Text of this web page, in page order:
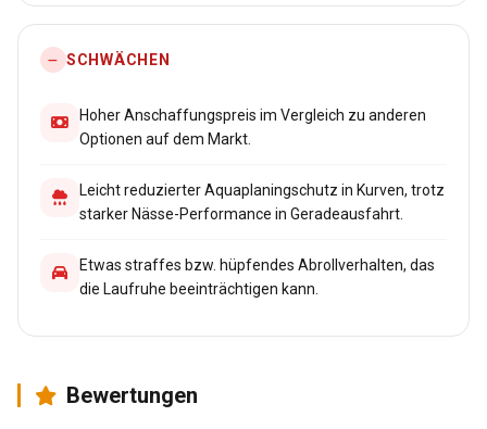
SCHWÄCHEN
Hoher Anschaffungspreis im Vergleich zu anderen
Optionen auf dem Markt.
Leicht reduzierter Aquaplaningschutz in Kurven, trotz
starker Nässe-Performance in Geradeausfahrt.
Etwas straffes bzw. hüpfendes Abrollverhalten, das
die Laufruhe beeinträchtigen kann.
Bewertungen